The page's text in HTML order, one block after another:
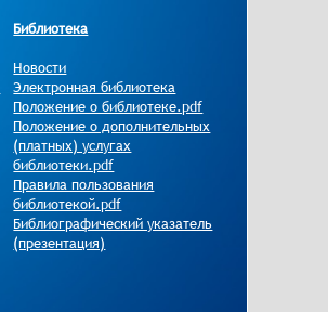
Библиотека
Новости
Электронная библиотека
Положение о библиотеке.pdf
Положение о дополнительных
(платных) услугах
библиотеки.pdf
Правила пользования
библиотекой.pdf
Библиографический указатель
(презентация)